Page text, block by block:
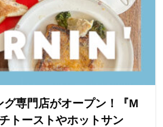
専門店がオープン！『M
トーストやホットサン